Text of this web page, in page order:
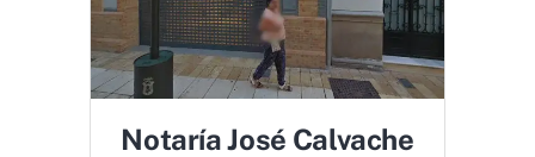
Notaría José Calvache